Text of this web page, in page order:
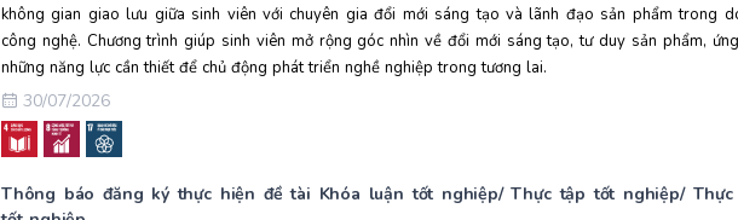
không gian giao lưu giữa sinh viên với chuyên gia đổi mới sáng tạo và lãnh đạo sản phẩm trong
công nghệ. Chương trình giúp sinh viên mở rộng góc nhìn về đổi mới sáng tạo, tư duy sản phẩm,
những năng lực cần thiết để chủ động phát triển nghề nghiệp trong tương lai.
30/07/2026
Thông báo đăng ký thực hiện đề tài Khóa luận tốt nghiệp/ Thực tập tốt nghiệp/